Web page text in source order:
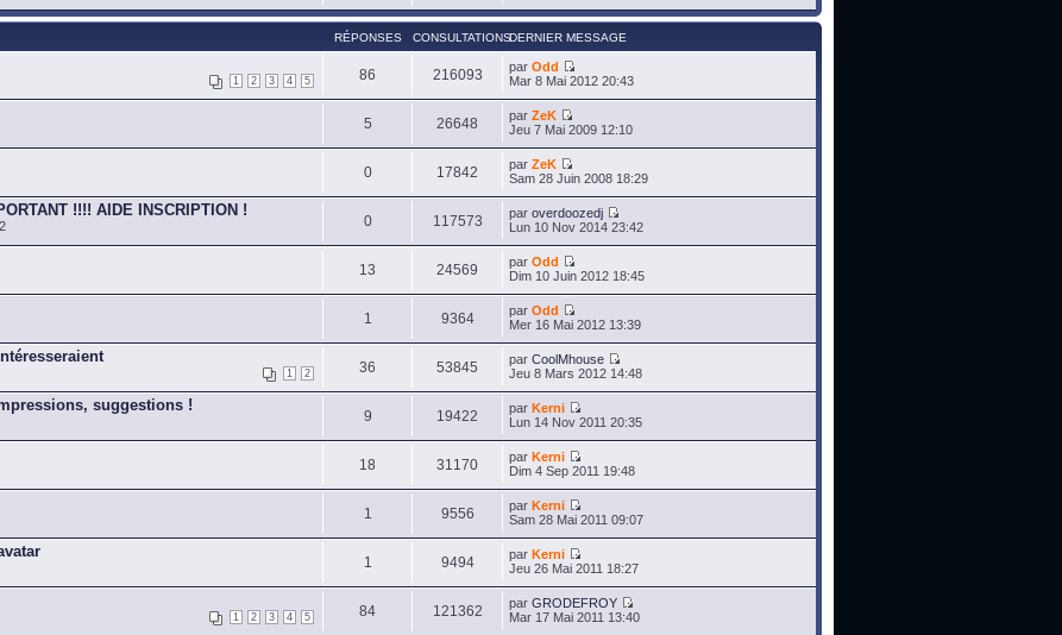
RÉPONSES CONSULTATIONSDERNIER MESSAGE
1 2 3 4 5 86 216093 par Odd
Mar 8 Mai 2012 20:43
5 26648 par ZeK
Jeu 7 Mai 2009 12:10
0 17842 par ZeK
Sam 28 Juin 2008 18:29
!!!! AIDE INSCRIPTION !
0 117573 par overdoozedj
Lun 10 Nov 2014 23:42
13 24569 par Odd
Dim 10 Juin 2012 18:45
1 9364 par Odd
Mer 16 Mai 2012 13:39
1 2 36 53845 par CoolMhouse
Jeu 8 Mars 2012 14:48
suggestions !
9 19422 par Kerni
Lun 14 Nov 2011 20:35
18 31170 par Kerni
Dim 4 Sep 2011 19:48
1 9556 par Kerni
Sam 28 Mai 2011 09:07
1 9494 par Kerni
Jeu 26 Mai 2011 18:27
1 2 3 4 5 84 121362 par GRODEFROY
Mar 17 Mai 2011 13:40